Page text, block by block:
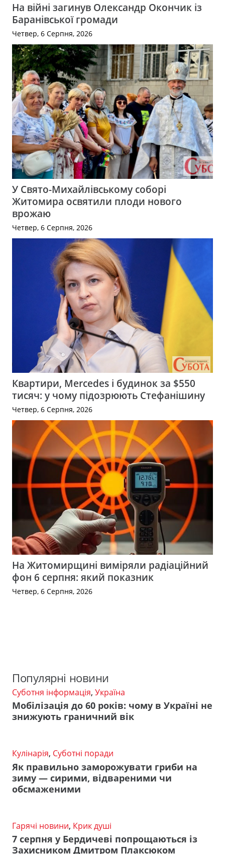
На війні загинув Олександр Окончик із
Баранівської громади
Четвер, 6 Серпня, 2026
У Свято-Михайлівському соборі
Житомира освятили плоди нового
врожаю
Четвер, 6 Серпня, 2026
Квартири, Mercedes і будинок за $550
тисяч: у чому підозрюють Стефанішину
Четвер, 6 Серпня, 2026
На Житомирщині виміряли радіаційний
фон 6 серпня: який показник
Четвер, 6 Серпня, 2026
Популярні новини
Суботня інформація, Україна
Мобілізація до 60 років: чому в Україні не
знижують граничний вік
Кулінарія, Суботні поради
Як правильно заморожувати гриби на
зиму — сирими, відвареними чи
обсмаженими
Гарячі новини, Крик душі
7 серпня у Бердичеві попрощаються із
Захисником Дмитром Плаксюком